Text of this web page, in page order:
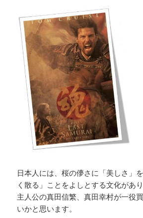
日本人には、桜の儚さに「美しさ」
く散る」ことをよしとする文化があ
主人公の真田信繁、真田幸村が一役
いかと思います。